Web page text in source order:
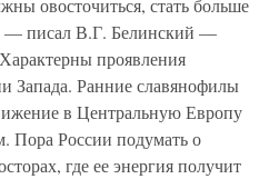
овосточиться, стать больше
— писал В.Г. Белинский —
проявления
Запада. Ранние славянофилы
в Центральную Европу
Пора России подумать о
где ее энергия получит